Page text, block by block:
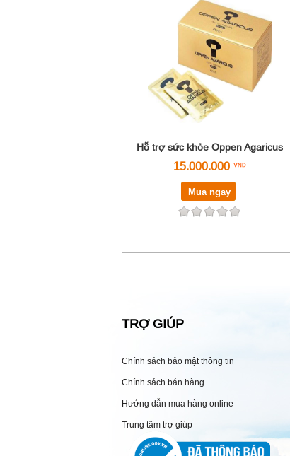
Hỗ trợ sức khỏe Oppen Agaricus
15.000.000
Mua ngay
TRỢ GIÚP
Chính sách bảo mật thông tin
Chính sách bán hàng
Hướng dẫn mua hàng online
Trung tâm trợ giúp